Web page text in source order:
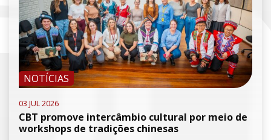
NOTÍCIAS
03 JUL 2026
CBT promove intercâmbio cultural por meio de
workshops de tradições chinesas